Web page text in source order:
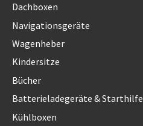
Dachboxen
Navigationsgeräte
Wagenheber
Kindersitze
Bücher
Batterieladegeräte & Starthilfe
Kühlboxen